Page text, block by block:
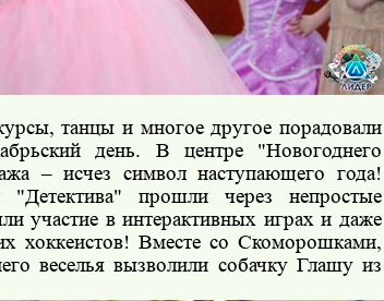
танцы и многое другое порадовали
день. В центре "Новогоднего
– исчез символ наступающего года!
прошли через непростые
участие в интерактивных играх и даже
хоккеистов! Вместе со Скоморошками,
веселья вызволили собачку Глашу из